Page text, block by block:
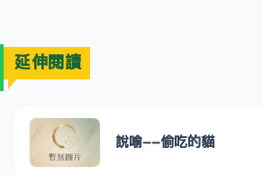
延伸閱讀
說喻--偷吃的貓